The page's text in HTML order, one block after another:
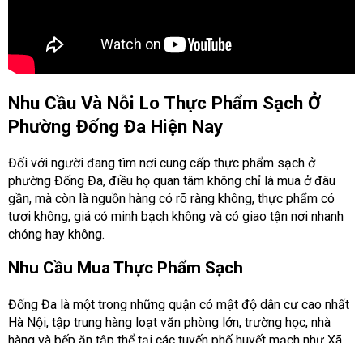
Nhu Cầu Và Nỗi Lo Thực Phẩm Sạch Ở
Phường Đống Đa Hiện Nay
Đối với người đang tìm nơi cung cấp thực phẩm sạch ở
phường Đống Đa, điều họ quan tâm không chỉ là mua ở đâu
gần, mà còn là nguồn hàng có rõ ràng không, thực phẩm có
tươi không, giá có minh bạch không và có giao tận nơi nhanh
chóng hay không.
Nhu Cầu Mua Thực Phẩm Sạch
Đống Đa là một trong những quận có mật độ dân cư cao nhất
Hà Nội, tập trung hàng loạt văn phòng lớn, trường học, nhà
hàng và bếp ăn tập thể tại các tuyến phố huyết mạch như Xã